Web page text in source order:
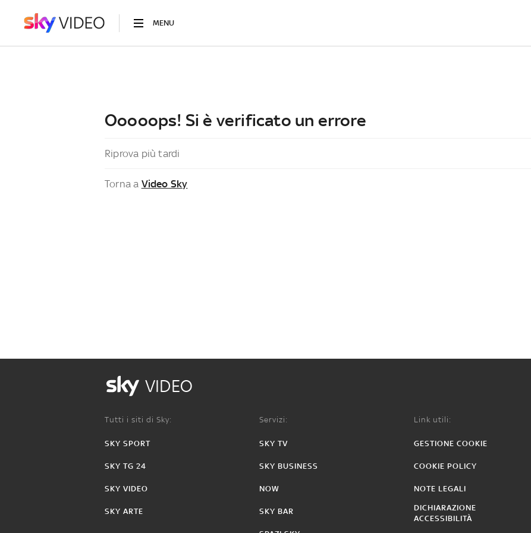
MENU
Ooooops! Si è verificato un errore
Riprova più tardi
Torna a Video Sky
VIDEO
Tutti i siti di Sky:
SKY SPORT
SKY TG 24
SKY VIDEO
SKY ARTE
Servizi:
SKY TV
SKY BUSINESS
NOW
SKY BAR
Link utili:
GESTIONE COOKIE
COOKIE POLICY
NOTE LEGALI
DICHIARAZIONE
ACCESSIBILITÀ